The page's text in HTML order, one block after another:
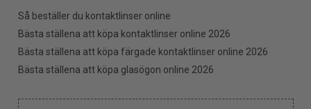
Så beställer du kontaktlinser online
Bästa ställena att köpa kontaktlinser online 2026
Bästa ställena att köpa färgade kontaktlinser online 2026
Bästa ställena att köpa glasögon online 2026